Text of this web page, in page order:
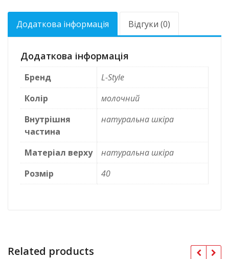
Додаткова інформація Відгуки (0)
Додаткова інформація
Бренд
L-Style
Колір
молочний
Внутрішня
частина
натуральна шкіра
Матеріал верху
натуральна шкіра
Розмір
40
Related products